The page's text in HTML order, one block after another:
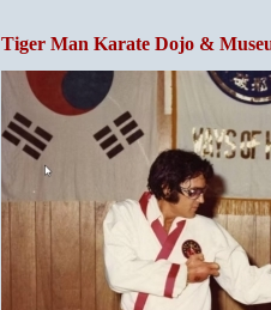
Tiger Man Karate Dojo &